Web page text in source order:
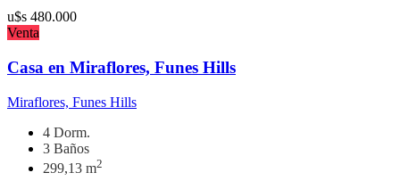
u$s 480.000
Venta
Casa en Miraflores, Funes Hills
Miraflores, Funes Hills
4 Dorm.
3 Baños
299,13 m2